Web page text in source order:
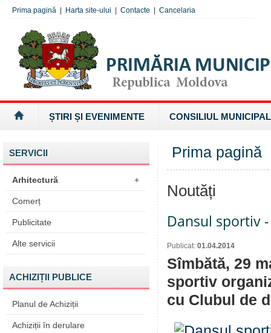
Prima pagină Harta site-ului Contacte Cancelaria
ȘTIRI ȘI EVENIMENTE CONSILIUL MUNICIPAL
SERVICII
Arhitectură +
Comerț
Publicitate
Alte servicii
ACHIZIȚII PUBLICE
Planul de Achiziții
Achiziții în derulare
Prima pagină
Noutăți
Dansul sportiv
Publicat: 01.04.2014
Sîmbătă, 29
sportiv
cu Clubul de